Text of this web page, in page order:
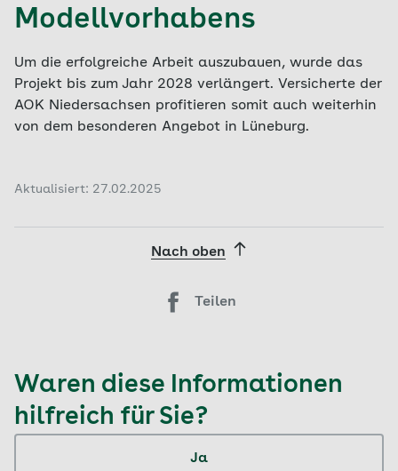
Modellvorhabens
Um die erfolgreiche Arbeit auszubauen, wurde das
Projekt bis zum Jahr 2028 verlängert. Versicherte der
AOK Niedersachsen profitieren somit auch weiterhin
von dem besonderen Angebot in Lüneburg.
Aktualisiert: 27.02.2025
Nach oben
Teilen
Waren diese Informationen
hilfreich für Sie?
Ja